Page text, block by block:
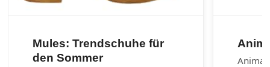
Mules: Trendschuhe für
den Sommer